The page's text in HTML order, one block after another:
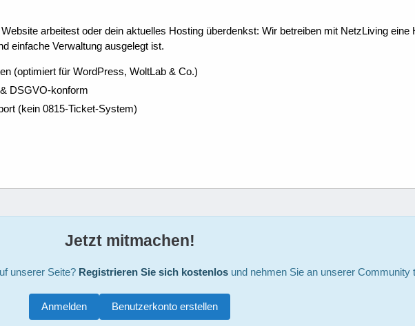
arbeitest oder dein aktuelles Hosting überdenkst: Wir betreiben mit NetzLiving
einfache Verwaltung ausgelegt ist.
(optimiert für WordPress, WoltLab & Co.)
DSGVO-konform
(kein 0815-Ticket-System)
Jetzt mitmachen!
unserer Seite? Registrieren Sie sich kostenlosund nehmen Sie an unserer Community
Benutzerkonto erstellen
Anmelden